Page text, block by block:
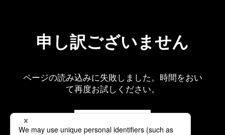
申し訳ございません
ページの読み込みに失敗しました。時間をおい
て再度お試しください。